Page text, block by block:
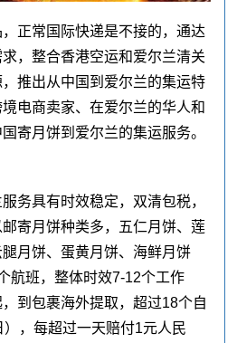
正常国际快递是不接的，通达
，整合香港空运和爱尔兰清关
推出从中国到爱尔兰的集运特
电商卖家、在爱尔兰的华人和
寄月饼到爱尔兰的集运服务。
务具有时效稳定，双清包税，
寄月饼种类多，五仁月饼、莲
月饼、蛋黄月饼、海鲜月饼
航班，整体时效7-12个工作
到包裹海外提取，超过18个自
，每超过一天赔付1元人民